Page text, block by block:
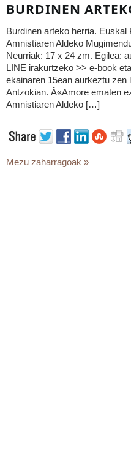
BURDINEN
Burdinen arteko herria.
Amnistiaren Aldeko
Neurriak: 17 x 24 zm. Egilea:
LINE irakurtzeko >> e-book
ekainaren 15ean aurkeztu
Antzokian. Â«Amore ematen
Amnistiaren Aldeko […]
Mezu zaharragoak »